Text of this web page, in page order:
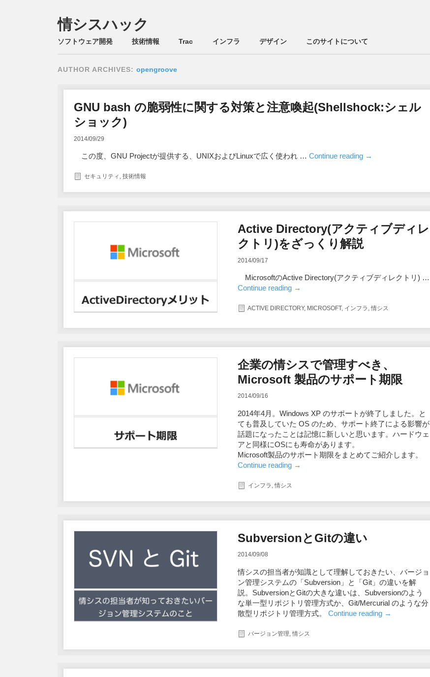
情シスハック
Main menu
Skip
ソフトウェア開発 技術情報 Trac インフラ デザイン このサイトについて
AUTHOR ARCHIVES: opengroove
GNU bash の脆弱性に関する対策と注意喚起(Shellshock:シェル
ショック)
2014/09/29
この度、GNU Projectが提供する、UNIXおよびLinuxで広く使われ … Continue reading →
セキュリティ , 技術情報
Active Directory(アクティブディレ
クトリ)をざっくり解説
2014/09/17
MicrosoftのActive Directory(アクティブディレクトリ) …
Continue reading →
ACTIVE DIRECTORY, MICROSOFT, インフラ ,情シス
企業の情シスで管理すべき、
Microsoft 製品のサポート期限
2014/09/16
2014年4月。Windows XP のサポートが終了しました。と
ても普及していた OS のため、サポート終了による影響が
話題になったことは記憶に新しいと思います。ハードウェ
アと同様にOSにも寿命があります。
Microsoft製品のサポート期限をまとめてご紹介します。
Continue reading →
インフラ ,情シス
SubversionとGitの違い
2014/09/08
情シスの担当者が知識として理解しておきたい、バージョ
ン管理システムの「Subversion」と「Git」の違いを解
説。SubversionとGitの大きな違いは、Subversionのよう
な単一型リポジトリ管理方式か、Git/Mercurial のような分
散型リポジトリ管理方式。Continue reading →
バージョン管理,情シス